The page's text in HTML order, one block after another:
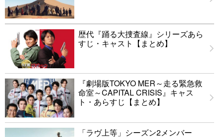
歴代『踊る大捜査線』シリーズあら
すじ・キャスト【まとめ】
『劇場版TOKYO MER～走る緊急救
命室～CAPITAL CRISIS』キャス
ト・あらすじ【まとめ】
「ラヴ上等」シーズン2メンバー